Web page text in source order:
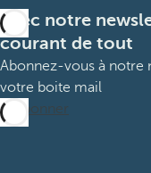
Avec notre
courant de tout
Abonnez-vous à notre
votre boite mail
M’abonner